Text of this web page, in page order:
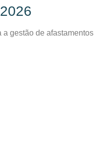
a gestão de afastamentos